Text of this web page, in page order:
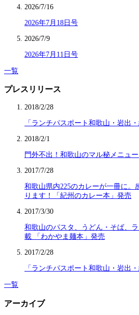
2026/7/16
2026年7月18日号
2026/7/9
2026年7月11日号
一覧
プレスリリース
2018/2/28
「ランチパスポート和歌山・岩出
2018/2/1
門外不出！和歌山のマル秘メニュ
2017/7/28
和歌山県内225のカレーが一冊に。
ります！「紀州のカレー本」発売
2017/3/30
和歌山のパスタ、うどん・そば、
載 「わかやま麺本」発売
2017/2/28
「ランチパスポート和歌山・岩出
一覧
アーカイブ